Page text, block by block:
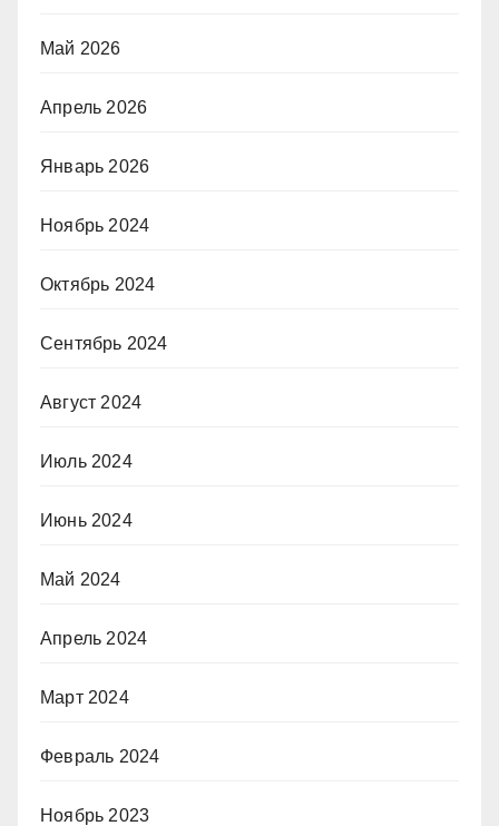
Май 2026
Апрель 2026
Январь 2026
Ноябрь 2024
Октябрь 2024
Сентябрь 2024
Август 2024
Июль 2024
Июнь 2024
Май 2024
Апрель 2024
Март 2024
Февраль 2024
Ноябрь 2023